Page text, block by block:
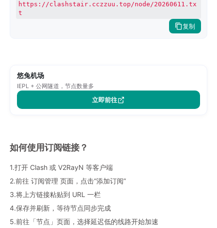
https://clashstair.cczzuu.top/node/20260611.tx
t
复制
悠兔机场
IEPL + 公网隧道，节点数量多
立即前往
如何使用订阅链接？
1.打开 Clash 或 V2RayN 等客户端
2.前往 订阅管理 页面，点击“添加订阅”
3.将上方链接粘贴到 URL 一栏
4.保存并刷新，等待节点同步完成
5.前往「节点」页面，选择延迟低的线路开始加速